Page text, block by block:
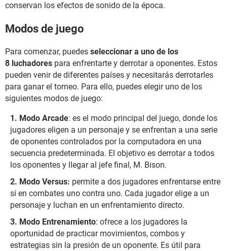
conservan los efectos de sonido de la época.
Modos de juego
Para comenzar, puedes seleccionar a uno de los
8 luchadores para enfrentarte y derrotar a oponentes. Estos
pueden venir de diferentes países y necesitarás derrotarles
para ganar el torneo. Para ello, puedes elegir uno de los
siguientes modos de juego:
Modo Arcade: es el modo principal del juego, donde los
jugadores eligen a un personaje y se enfrentan a una serie
de oponentes controlados por la computadora en una
secuencia predeterminada. El objetivo es derrotar a todos
los oponentes y llegar al jefe final, M. Bison.
Modo Versus: permite a dos jugadores enfrentarse entre
sí en combates uno contra uno. Cada jugador elige a un
personaje y luchan en un enfrentamiento directo.
Modo Entrenamiento: ofrece a los jugadores la
oportunidad de practicar movimientos, combos y
estrategias sin la presión de un oponente. Es útil para